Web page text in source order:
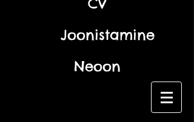
Joonistamine
Neoon